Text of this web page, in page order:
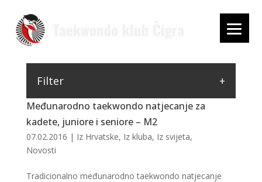
Međunarodno taekwondo natjecanje za
kadete, juniore i seniore – M2
07.02.2016 | Iz Hrvatske, Iz kluba, Iz svijeta,
Novosti
Tradicionalno međunarodno taekwondo natjecanje
Filter